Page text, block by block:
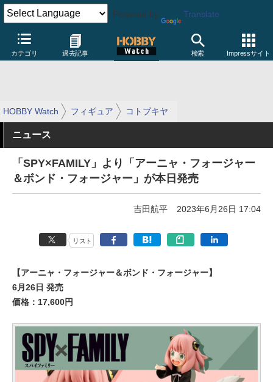
Powered by Translate
カテゴリ 過去記事 検索 Impressサイト
HOBBY Watch フィギュア コトブキヤ
ニュース
「SPY×FAMILY」より「アーニャ・フォージャー
＆ボンド・フォージャー」が本日発売
吉田航平 2023年6月26日 17:04
リスト
【アーニャ・フォージャー＆ボンド・フォージャー】
6月26日 発売
価格：17,600円